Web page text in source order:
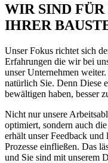
WIR SIND
IHRER
Unser Fokus richtet sich
Erfahrungen die wir bei
unser Unternehmen
natürlich Sie. Denn Diese
bewältigen haben, besser
Nicht nur unsere
optimiert, sondern auch
erhält unser Feedback und
Prozesse einfließen. Das
und Sie sind mit unserem